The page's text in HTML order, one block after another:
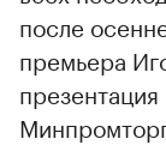
после
премьера
презентация